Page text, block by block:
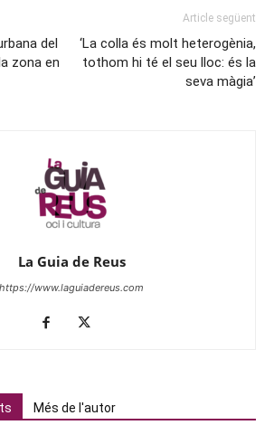
del
zona en
Article següent
‘La colla és molt heterogènia,
tothom hi té el seu lloc: és la
seva màgia’
La Guia de Reus
https://www.laguiadereus.com
Més de l'autor